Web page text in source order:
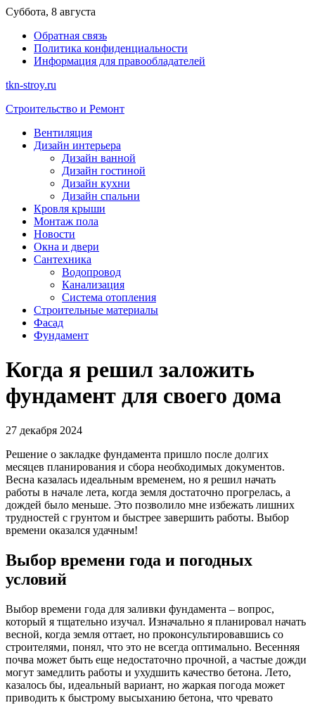
Перейти
содержимому
Суббота, 8 августа
Обратная связь
Политика конфиденциальности
Информация для правообладателей
tkn-stroy.ru
Строительство и Ремонт
Вентиляция
Дизайн интерьера
Дизайн ванной
Дизайн гостиной
Дизайн кухни
Дизайн спальни
Кровля крыши
Монтаж пола
Новости
Окна и двери
Сантехника
Водопровод
Канализация
Система отопления
Строительные материалы
Фасад
Фундамент
Когда я решил заложить
фундамент для своего дома
27 декабря 2024
Решение о закладке фундамента пришло после долгих
месяцев планирования и сбора необходимых документов.
Весна казалась идеальным временем, но я решил начать
работы в начале лета, когда земля достаточно прогрелась, а
дождей было меньше. Это позволило мне избежать лишних
трудностей с грунтом и быстрее завершить работы. Выбор
времени оказался удачным!
Выбор времени года и погодных
условий
Выбор времени года для заливки фундамента – вопрос,
который я тщательно изучал. Изначально я планировал начать
весной, когда земля оттает, но проконсультировавшись со
строителями, понял, что это не всегда оптимально. Весенняя
почва может быть еще недостаточно прочной, а частые дожди
могут замедлить работы и ухудшить качество бетона. Лето,
казалось бы, идеальный вариант, но жаркая погода может
приводить к быстрому высыханию бетона, что чревато